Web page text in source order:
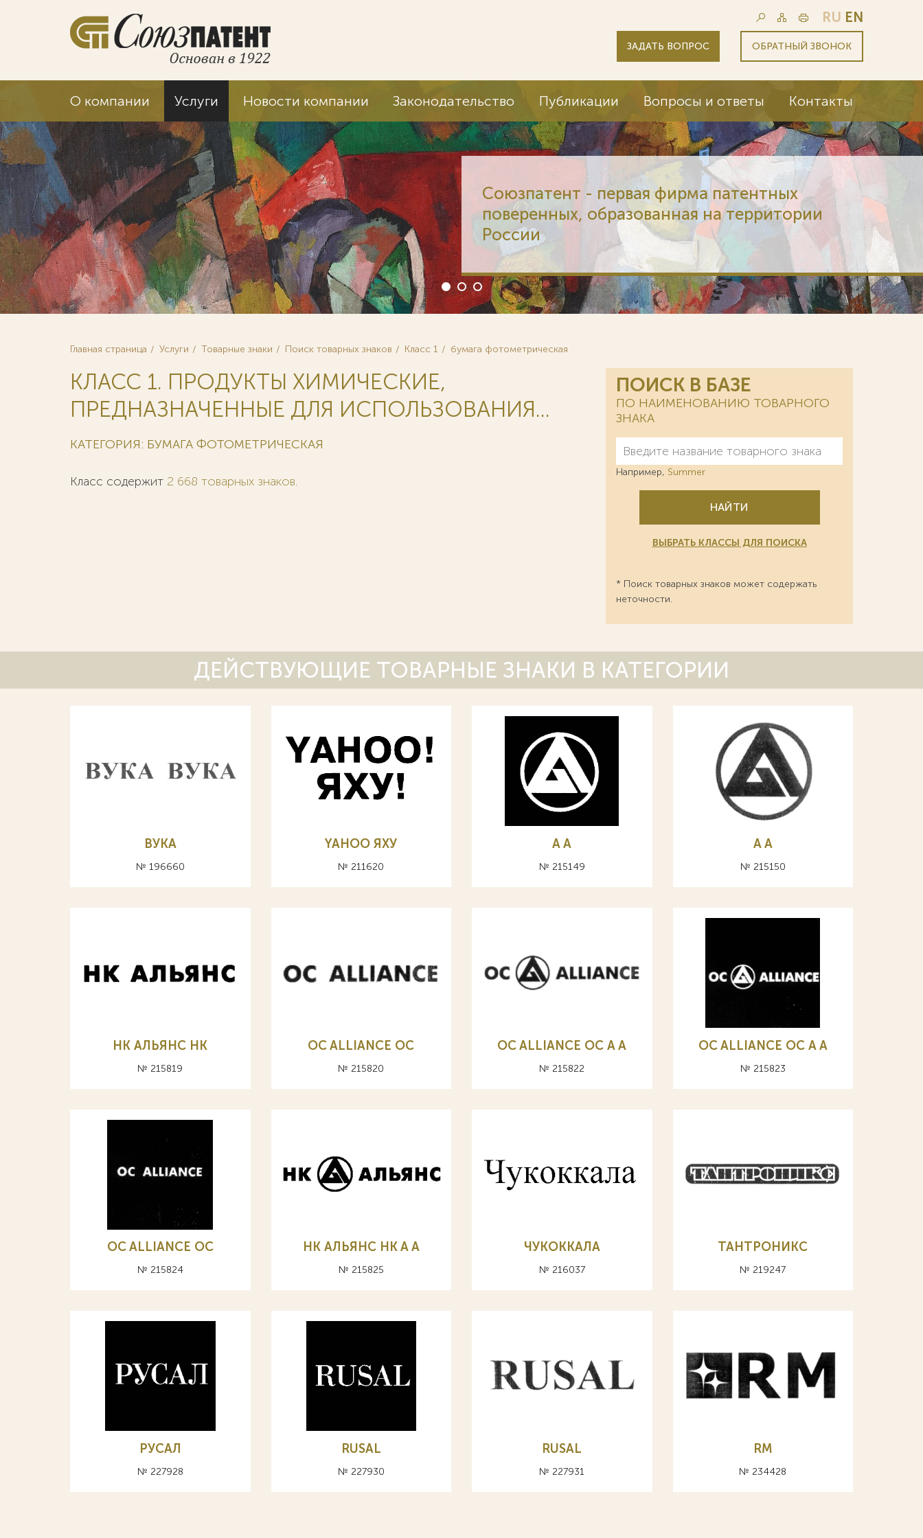
RU EN
ЗАДАТЬ ВОПРОС ОБРАТНЫЙ ЗВОНОК
О компании Услуги Новости компании Законодательство Публикации Вопросы и ответы Контакты
Союзпатент - первая фирма патентных
поверенных, образованная на территории
России
Главная страница Услуги Товарные знаки Поиск товарных знаков Класс 1 бумага фотометрическая
КЛАСС 1. ПРОДУКТЫ ХИМИЧЕСКИЕ,
ПРЕДНАЗНАЧЕННЫЕ ДЛЯ ИСПОЛЬЗОВАНИЯ...
КАТЕГОРИЯ: БУМАГА ФОТОМЕТРИЧЕСКАЯ
Класс содержит 2 668 товарных знаков.
ПОИСК В БАЗЕ
ПО НАИМЕНОВАНИЮ ТОВАРНОГО
ЗНАКА
Например, Summer
НАЙТИ
ВЫБРАТЬ КЛАССЫ ДЛЯ ПОИСКА
* Поиск товарных знаков может содержать
неточности.
ДЕЙСТВУЮЩИЕ ТОВАРНЫЕ ЗНАКИ В КАТЕГОРИИ
ВУКА
№ 196660
YAHOO ЯХУ
№ 211620
A А
№ 215149
A А
№ 215150
НК АЛЬЯНС HK
№ 215819
OC ALLIANCE ОС
№ 215820
OC ALLIANCE ОС A А
№ 215822
OC ALLIANCE ОС A А
№ 215823
OC ALLIANCE ОС
№ 215824
НК АЛЬЯНС HK A А
№ 215825
ЧУКОККАЛА
№ 216037
ТАНТРОНИКС
№ 219247
РУСАЛ
№ 227928
RUSAL
№ 227930
RUSAL
№ 227931
RM
№ 234428